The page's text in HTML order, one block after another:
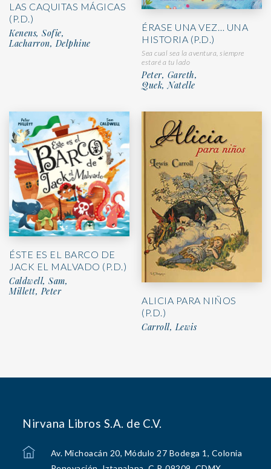
LAS CAQUITAS MÁGICAS
(P.D.)
Kenens, Sofie,
Lacharron, Delphine
ÉRASE UNA VEZ… UNA
HISTORIA (P.D.)
Sea cual sea la aventura, siempre
estaré a tu lado
Peter, Gareth,
Quek, Natelle
ÉSTE ES EL BARCO DE
JACK EL MALVADO (P.D.)
Caldwell, Sam,
Millett, Peter
ALICIA PARA NIÑOS
(P.D.)
Carroll, Lewis
Nirvana Libros S.A. de C.V.
Av. Michoacán 20, Módulo 27 Bodega 1, Colonia